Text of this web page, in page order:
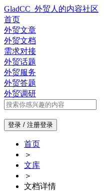
GladCC_外贸人的内容社区
首页
外贸文章
外贸文档
需求对接
外贸话题
外贸服务
外贸答题
外贸调研
登录 / 注册登录
首页
＞
文库
＞
文档详情